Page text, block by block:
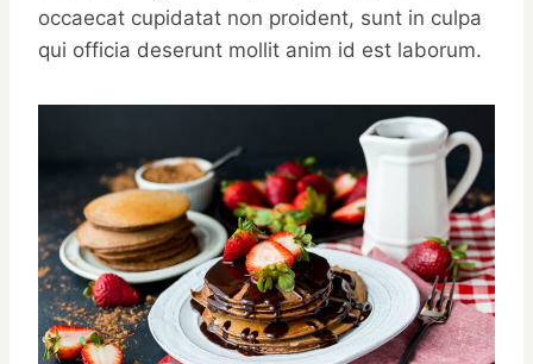
occaecat cupidatat non proident, sunt in culpa
qui officia deserunt mollit anim id est laborum.